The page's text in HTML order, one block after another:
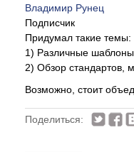
Владимир Рунец
Подписчик
Придумал такие темы:
1) Различные
2) Обзор стандартов,
Возможно, стоит
Поделиться: